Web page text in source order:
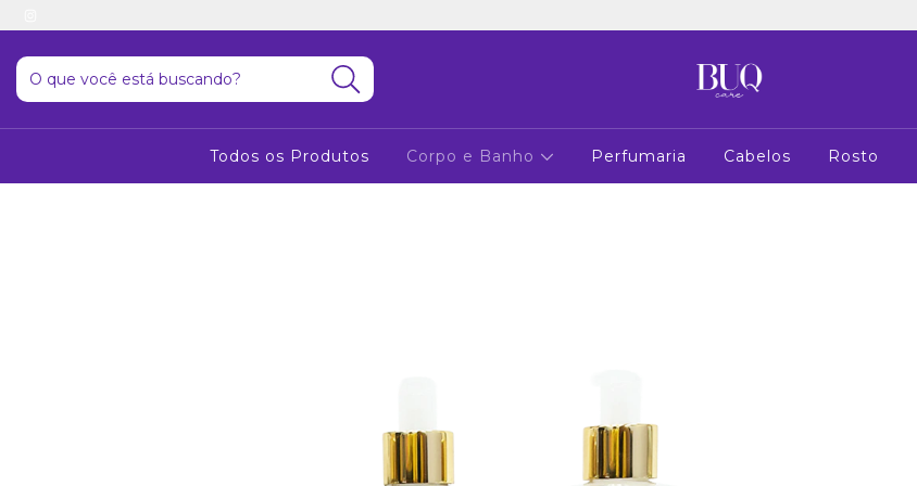
Todos os Produtos Corpo e Banho Perfumaria Cabelos Rosto